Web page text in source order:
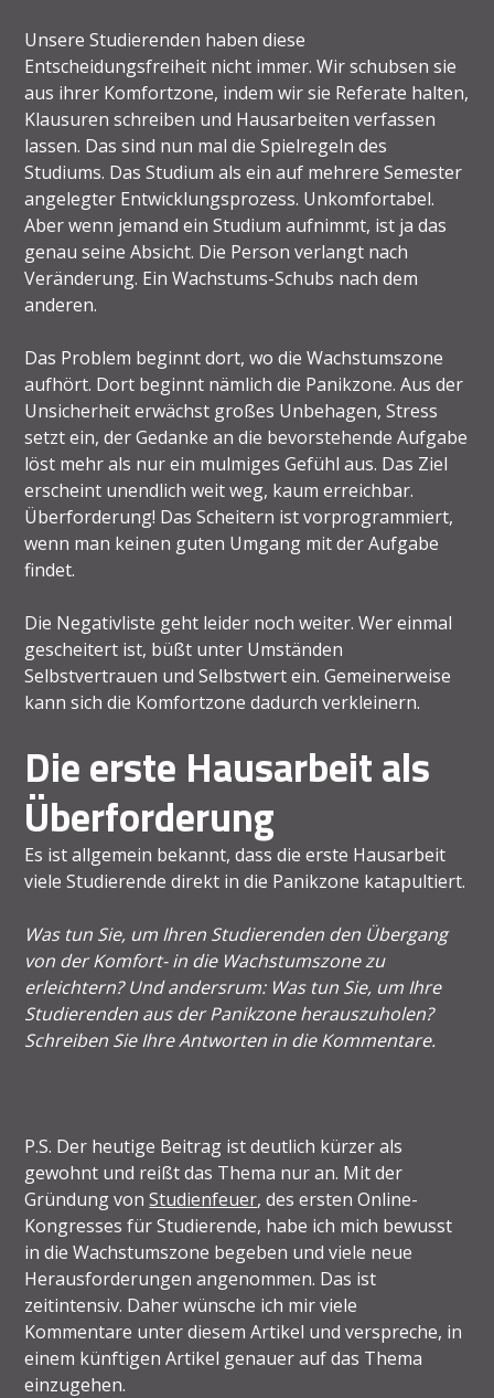
Unsere Studierenden haben diese
Entscheidungsfreiheit nicht immer. Wir schubsen sie
aus ihrer Komfortzone, indem wir sie Referate halten,
Klausuren schreiben und Hausarbeiten verfassen
lassen. Das sind nun mal die Spielregeln des
Studiums. Das Studium als ein auf mehrere Semester
angelegter Entwicklungsprozess. Unkomfortabel.
Aber wenn jemand ein Studium aufnimmt, ist ja das
genau seine Absicht. Die Person verlangt nach
Veränderung. Ein Wachstums-Schubs nach dem
anderen.
Das Problem beginnt dort, wo die Wachstumszone
aufhört. Dort beginnt nämlich die Panikzone. Aus der
Unsicherheit erwächst großes Unbehagen, Stress
setzt ein, der Gedanke an die bevorstehende Aufgabe
löst mehr als nur ein mulmiges Gefühl aus. Das Ziel
erscheint unendlich weit weg, kaum erreichbar.
Überforderung! Das Scheitern ist vorprogrammiert,
wenn man keinen guten Umgang mit der Aufgabe
findet.
Die Negativliste geht leider noch weiter. Wer einmal
gescheitert ist, büßt unter Umständen
Selbstvertrauen und Selbstwert ein. Gemeinerweise
kann sich die Komfortzone dadurch verkleinern.
Die erste Hausarbeit als
Überforderung
Es ist allgemein bekannt, dass die erste Hausarbeit
viele Studierende direkt in die Panikzone katapultiert.
Was tun Sie, um Ihren Studierenden den Übergang
von der Komfort- in die Wachstumszone zu
erleichtern? Und andersrum: Was tun Sie, um Ihre
Studierenden aus der Panikzone herauszuholen?
Schreiben Sie Ihre Antworten in die Kommentare.
P.S. Der heutige Beitrag ist deutlich kürzer als
gewohnt und reißt das Thema nur an. Mit der
Gründung vonStudienfeuer, des ersten Online-
Kongresses für Studierende, habe ich mich bewusst
in die Wachstumszone begeben und viele neue
Herausforderungen angenommen. Das ist
zeitintensiv. Daher wünsche ich mir viele
Kommentare unter diesem Artikel und verspreche, in
einem künftigen Artikel genauer auf das Thema
einzugehen.